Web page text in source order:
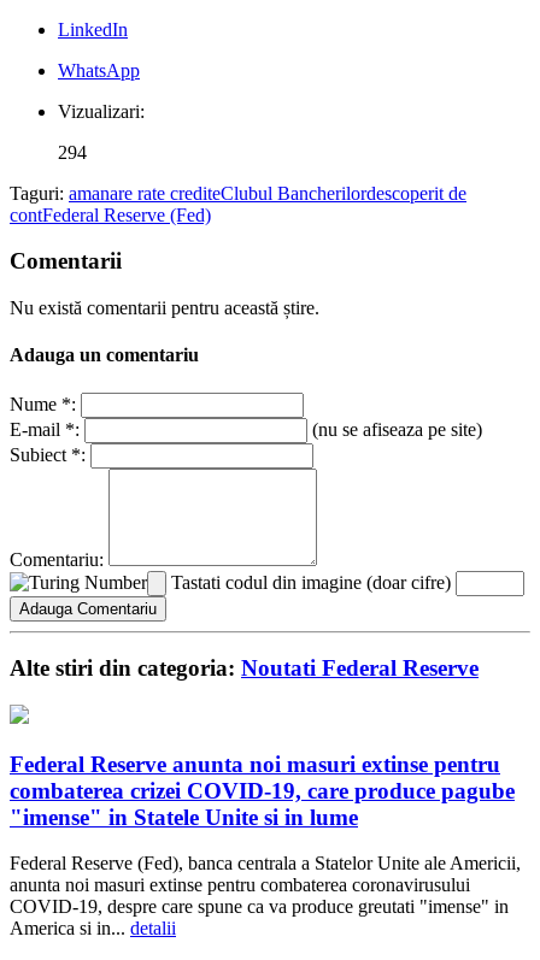
LinkedIn
WhatsApp
Vizualizari:
294
Taguri: amanare rate crediteClubul Bancherilordescoperit de
contFederal Reserve (Fed)
Comentarii
Nu există comentarii pentru această știre.
Adauga un comentariu
Nume *:
E-mail *:
(nu se afiseaza pe site)
Subiect *:
Comentariu:
Tastati codul din imagine (doar cifre)
Alte stiri din categoria: Noutati Federal Reserve
Federal Reserve anunta noi masuri extinse pentru
combaterea crizei COVID-19, care produce pagube
"imense" in Statele Unite si in lume
Federal Reserve (Fed), banca centrala a Statelor Unite ale Americii,
anunta noi masuri extinse pentru combaterea coronavirusului
COVID-19, despre care spune ca va produce greutati "imense" in
America si in... detalii